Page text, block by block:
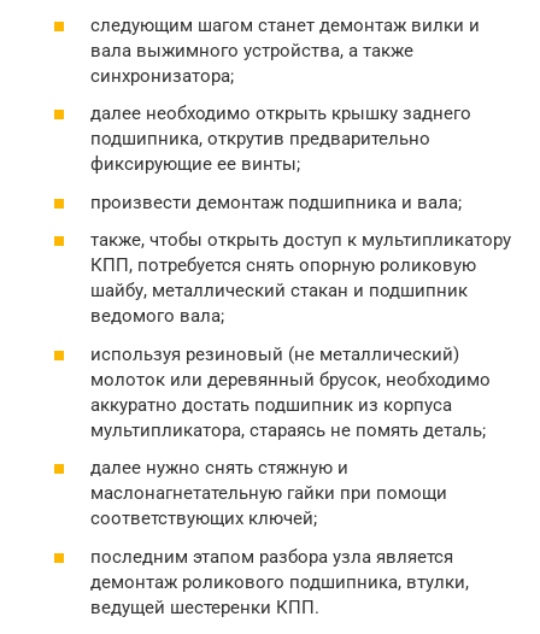
следующим шагом станет демонтаж вилки и
вала выжимного устройства, а также
синхронизатора;
далее необходимо открыть крышку заднего
подшипника, открутив предварительно
фиксирующие ее винты;
произвести демонтаж подшипника и вала;
также, чтобы открыть доступ к мультипликатору
КПП, потребуется снять опорную роликовую
шайбу, металлический стакан и подшипник
ведомого вала;
используя резиновый (не металлический)
молоток или деревянный брусок, необходимо
аккуратно достать подшипник из корпуса
мультипликатора, стараясь не помять деталь;
далее нужно снять стяжную и
маслонагнетательную гайки при помощи
соответствующих ключей;
последним этапом разбора узла является
демонтаж роликового подшипника, втулки,
ведущей шестеренки КПП.